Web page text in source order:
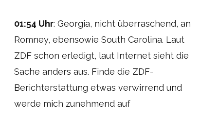
01:54 Uhr: Georgia, nicht überraschend, an
Romney, ebensowie South Carolina. Laut
ZDF schon erledigt, laut Internet sieht die
Sache anders aus. Finde die ZDF-
Berichterstattung etwas verwirrend und
werde mich zunehmend auf